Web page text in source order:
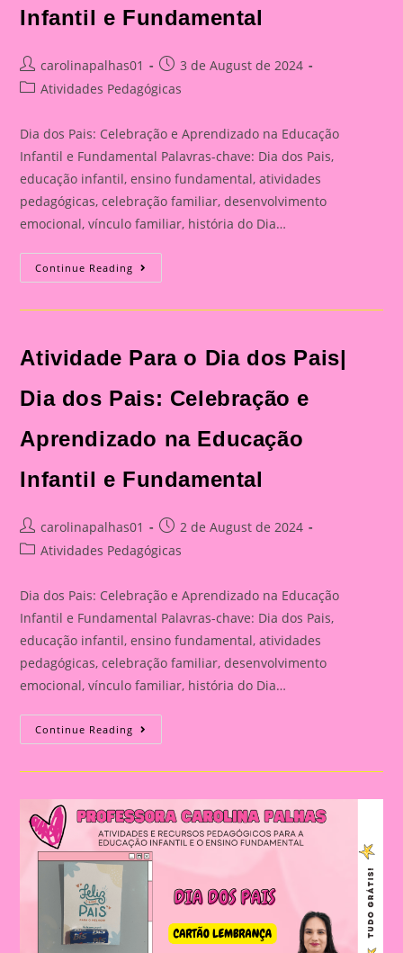
Infantil e Fundamental
Post
author:
carolinapalhas01
Post
published:
3 de August de 2024
PostAtividades Pedagógicas
Dia dos Pais: Celebração e Aprendizado na Educação
Infantil e Fundamental Palavras-chave: Dia dos Pais,
educação infantil, ensino fundamental, atividades
pedagógicas, celebração familiar, desenvolvimento
emocional, vínculo familiar, história do Dia…
Continue Reading Catão
Para
Dia
Dos
Pais:
E
Aprendizado
Educação
Infantil
Fundamental
Atividade Para o Dia dos Pais|
Dia dos Pais: Celebração e
Aprendizado na Educação
Infantil e Fundamental
Post
author:
carolinapalhas01
Post
published:
2 de August de 2024
PostAtividades Pedagógicas
Dia dos Pais: Celebração e Aprendizado na Educação
Infantil e Fundamental Palavras-chave: Dia dos Pais,
educação infantil, ensino fundamental, atividades
pedagógicas, celebração familiar, desenvolvimento
emocional, vínculo familiar, história do Dia…
Continue Reading Atividade
Para
Dia
Dia
Dos
Pais:
Celebração
E
Na
Educação
Infantil
Fundamental